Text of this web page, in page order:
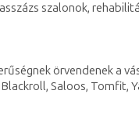
szalonok,
örvendenek a
Saloos, Tomfit,